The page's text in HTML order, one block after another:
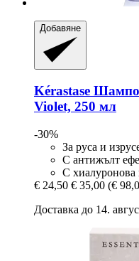
Добавяне
Kérastase
Violet, 250 мл
-30%
За руса и
С антижълт
С хиалуронова
€ 24,50 € 35,00 (€
Доставка до 14.